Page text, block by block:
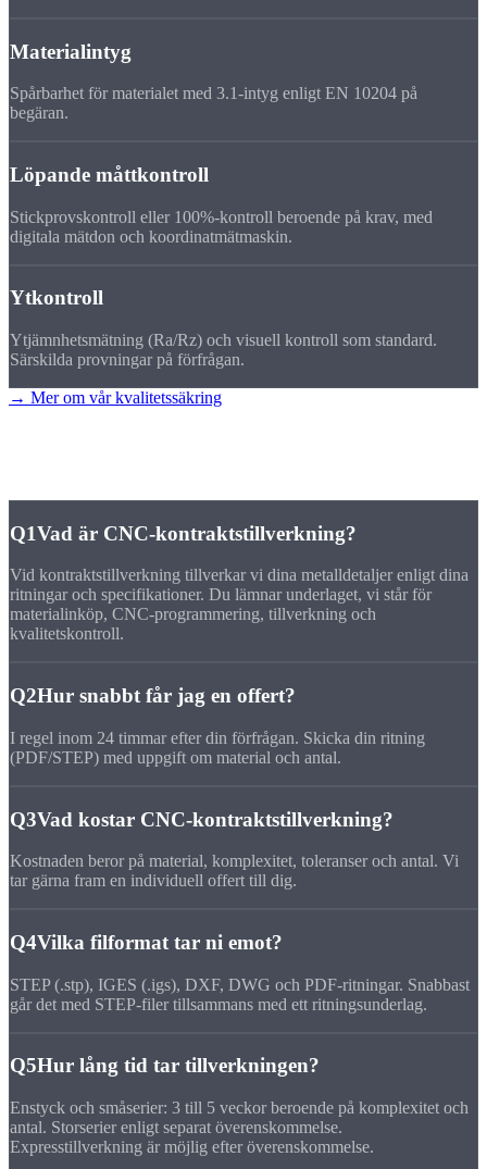
Materialintyg
Spårbarhet för materialet med 3.1-intyg enligt EN 10204 på
begäran.
Löpande måttkontroll
Stickprovskontroll eller 100%-kontroll beroende på krav, med
digitala mätdon och koordinatmätmaskin.
Ytkontroll
Ytjämnhetsmätning (Ra/Rz) och visuell kontroll som standard.
Särskilda provningar på förfrågan.
→ Mer om vår kvalitetssäkring
Q1Vad är CNC-kontraktstillverkning?
Vid kontraktstillverkning tillverkar vi dina metalldetaljer enligt dina
ritningar och specifikationer. Du lämnar underlaget, vi står för
materialinköp, CNC-programmering, tillverkning och
kvalitetskontroll.
Q2Hur snabbt får jag en offert?
I regel inom 24 timmar efter din förfrågan. Skicka din ritning
(PDF/STEP) med uppgift om material och antal.
Q3Vad kostar CNC-kontraktstillverkning?
Kostnaden beror på material, komplexitet, toleranser och antal. Vi
tar gärna fram en individuell offert till dig.
Q4Vilka filformat tar ni emot?
STEP (.stp), IGES (.igs), DXF, DWG och PDF-ritningar. Snabbast
går det med STEP-filer tillsammans med ett ritningsunderlag.
Q5Hur lång tid tar tillverkningen?
Enstyck och småserier: 3 till 5 veckor beroende på komplexitet och
antal. Storserier enligt separat överenskommelse.
Expresstillverkning är möjlig efter överenskommelse.